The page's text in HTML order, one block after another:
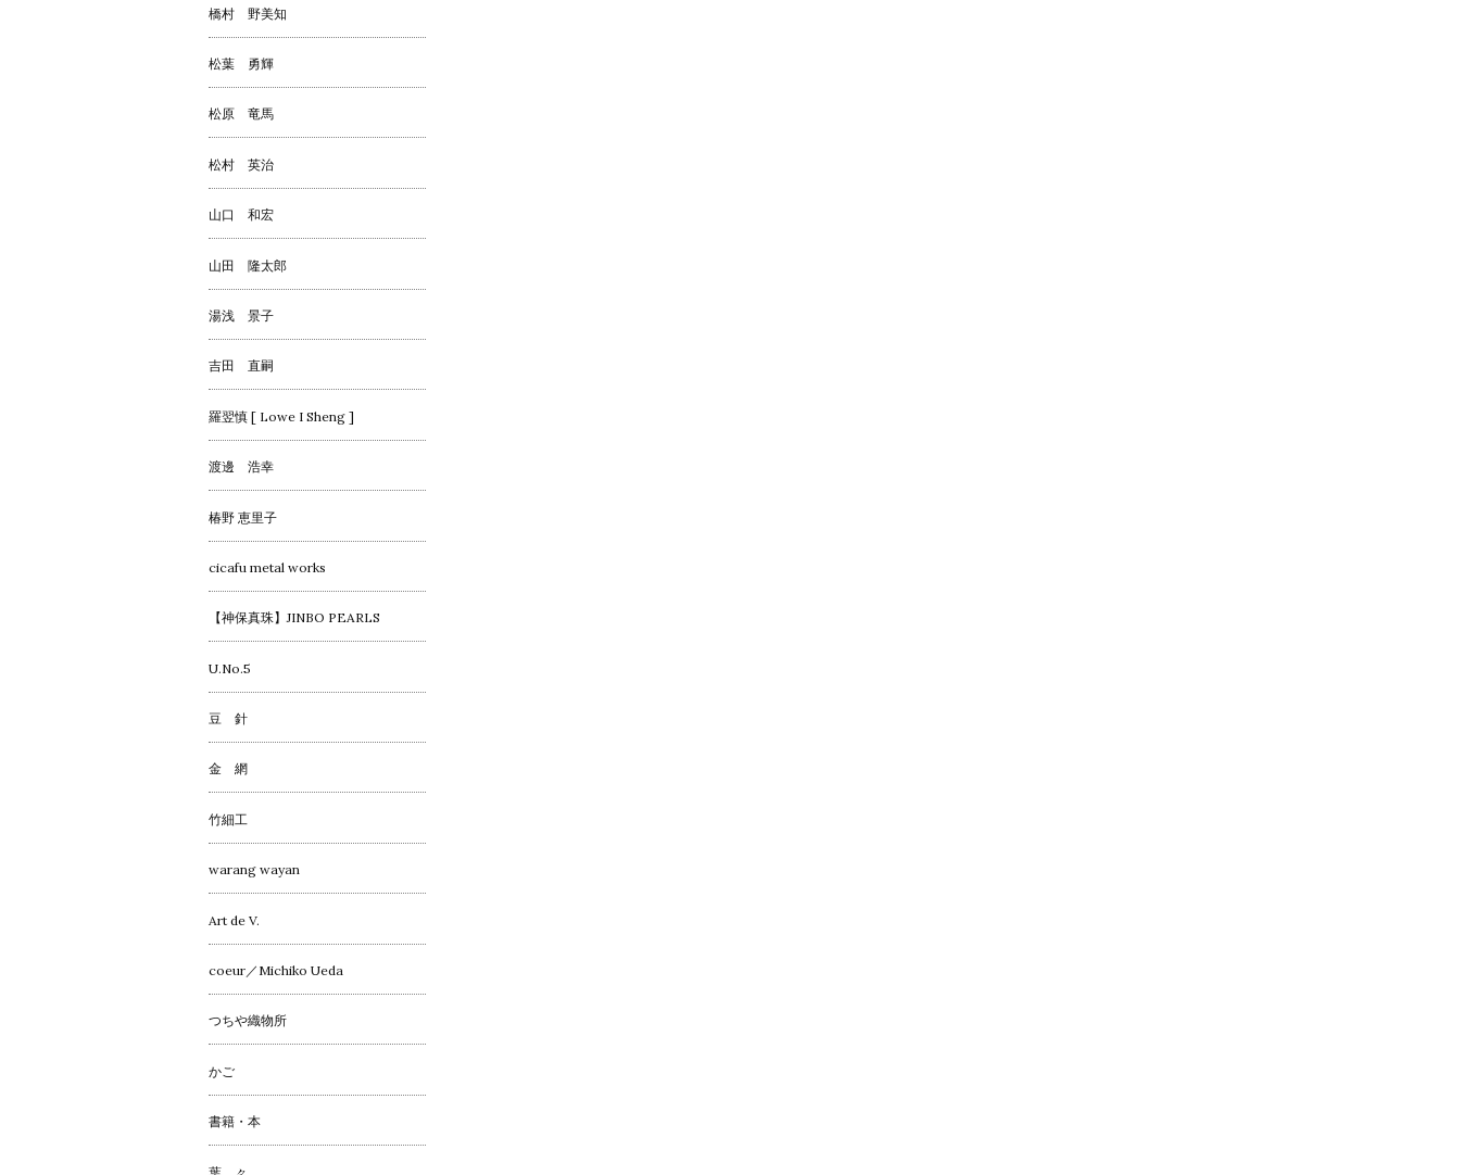
橋村 野美知
松葉 勇輝
松原 竜馬
松村 英治
山口 和宏
山田 隆太郎
湯浅 景子
吉田 直嗣
羅翌慎 [ Lowe I Sheng ]
渡邊 浩幸
椿野 恵里子
cicafu metal works
【神保真珠】JINBO PEARLS
U.No.5
豆 針
金 網
竹細工
warang wayan
Art de V.
coeur／Michiko Ueda
つちや織物所
かご
書籍・本